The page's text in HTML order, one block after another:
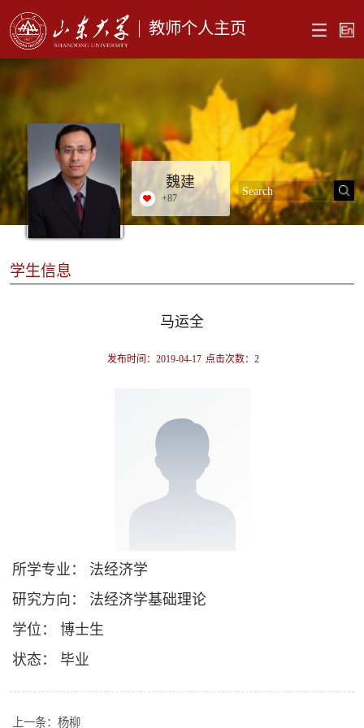
教师个人主页
魏建
+87
学生信息
马运全
发布时间：2019-04-17 点击次数： 2
所学专业： 法经济学
研究方向： 法经济学基础理论
学位： 博士生
状态： 毕业
上一条： 杨柳